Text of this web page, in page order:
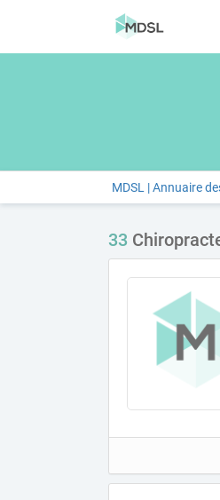
MDSL | Annuaire
33